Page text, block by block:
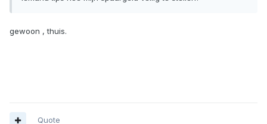
gewoon , thuis.
Quote